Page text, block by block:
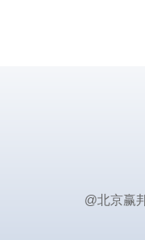
@北京赢